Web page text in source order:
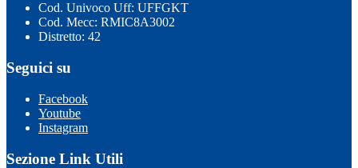
Cod. Univoco Uff: UFFGKT
Cod. Mecc: RMIC8A3002
Distretto: 42
Seguici su
Facebook
Youtube
Instagram
Sezione Link Utili